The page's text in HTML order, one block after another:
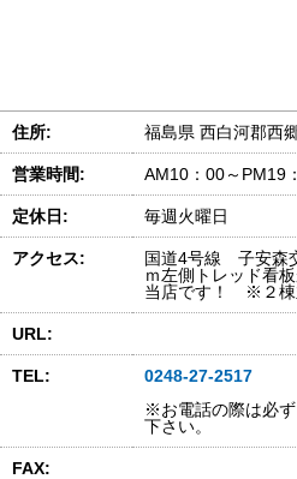
住所: 福島県 西白河郡西
営業時間: AM10：00～
定休日: 毎週火曜日
アクセス:
国道4号線 子安森
ｍ左側トレッド看
当店です！ ※２棟
URL:
TEL:
0248-27-2517
※お電話の際は必
下さい。
FAX: